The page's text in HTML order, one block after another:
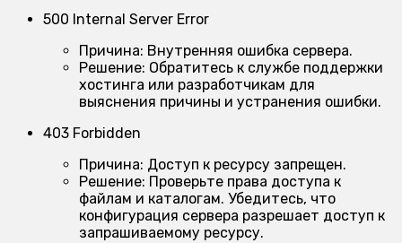
500 Internal Server Error
Причина: Внутренняя ошибка сервера.
Решение: Обратитесь к службе поддержки
хостинга или разработчикам для
выяснения причины и устранения ошибки.
403 Forbidden
Причина: Доступ к ресурсу запрещен.
Решение: Проверьте права доступа к
файлам и каталогам. Убедитесь, что
конфигурация сервера разрешает доступ к
запрашиваемому ресурсу.